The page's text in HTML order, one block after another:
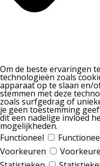
Om de beste ervaringen
technologieën zoals
apparaat op te slaan en/
stemmen met deze
zoals surfgedrag of
je geen toestemming
dit een nadelige invloed
mogelijkheden.
Functioneel
Voorkeuren